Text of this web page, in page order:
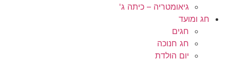
גיאומטריה – כיתה ג'
חג ומועד
חגים
חג חנוכה
יום הולדת